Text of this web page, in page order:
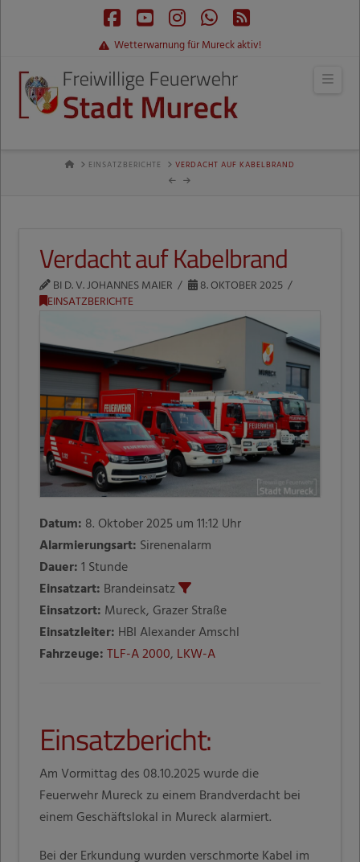
Facebook
YouTube
Instagram
Whatsapp
RSS
Wetterwarnung für Mureck aktiv!
HOMEEINSATZBERICHTE VERDACHT AUF KABELBRAND
Verdacht auf Kabelbrand
BI D. V. JOHANNES MAIER
8. OKTOBER 2025
EINSATZBERICHTE
Datum: 8. Oktober 2025 um 11:12 Uhr
Alarmierungsart: Sirenenalarm
Dauer:1 Stunde
Einsatzart: Brandeinsatz
Einsatzort: Mureck, Grazer Straße
Einsatzleiter: HBI Alexander Amschl
Fahrzeuge: TLF-A 2000, LKW-A
Einsatzbericht:
Am Vormittag des 08.10.2025 wurde die
Feuerwehr Mureck zu einem Brandverdacht bei
einem Geschäftslokal in Mureck alarmiert.
Bei der Erkundung wurden verschmorte Kabel im